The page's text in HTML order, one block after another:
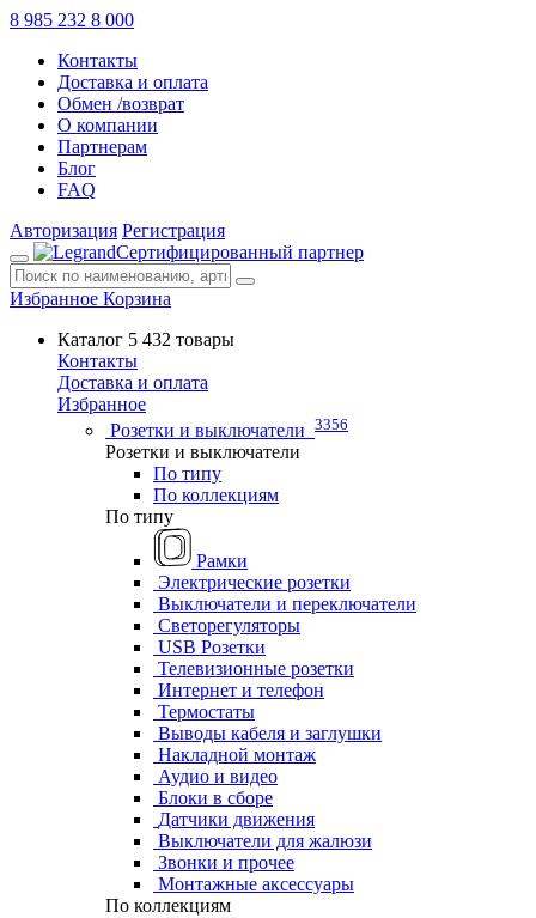
8 985 232 8 000
Контакты
Доставка и оплата
Обмен /возврат
О компании
Партнерам
Блог
FAQ
Авторизация Регистрация
Сертифицированный партнер
Избранное Корзина
Каталог 5 432 товары
Контакты
Доставка и оплата
Избранное
Розетки и выключатели 3356
Розетки и выключатели
По типу
По коллекциям
По типу
Рамки
Электрические розетки
Выключатели и переключатели
Светорегуляторы
USB Розетки
Телевизионные розетки
Интернет и телефон
Термостаты
Выводы кабеля и заглушки
Накладной монтаж
Аудио и видео
Блоки в сборе
Датчики движения
Выключатели для жалюзи
Звонки и прочее
Монтажные аксессуары
По коллекциям